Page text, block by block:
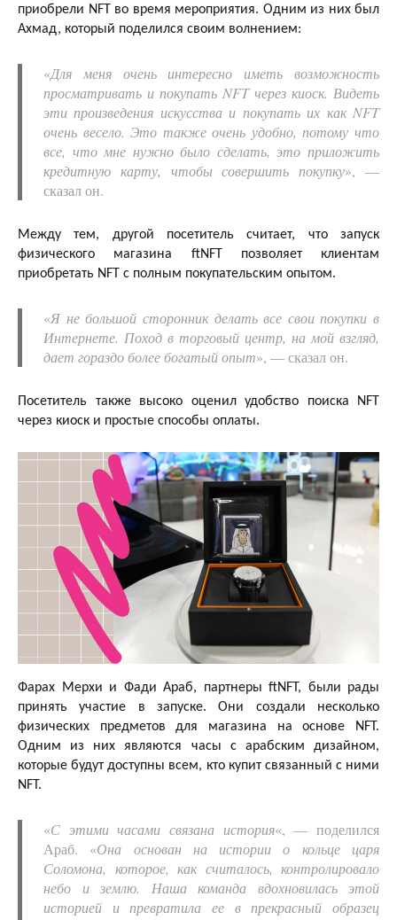
приобрели NFT во время мероприятия. Одним из них был
Ахмад, который поделился своим волнением:
«Для меня очень интересно иметь возможность
просматривать и покупать NFT через киоск. Видеть
эти произведения искусства и покупать их как NFT
очень весело. Это также очень удобно, потому что
все, что мне нужно было сделать, это приложить
кредитную карту, чтобы совершить покупку», —
сказал он.
Между тем, другой посетитель считает, что запуск
физического магазина ftNFT позволяет клиентам
приобретать NFT с полным покупательским опытом.
«Я не большой сторонник делать все свои покупки в
Интернете. Поход в торговый центр, на мой взгляд,
дает гораздо более богатый опыт», — сказал он.
Посетитель также высоко оценил удобство поиска NFT
через киоск и простые способы оплаты.
Фарах Мерхи и Фади Араб, партнеры ftNFT, были рады
принять участие в запуске. Они создали несколько
физических предметов для магазина на основе NFT.
Одним из них являются часы с арабским дизайном,
которые будут доступны всем, кто купит связанный с ними
NFT.
«С этими часами связана история«, — поделился
Араб. «Она основан на истории о кольце царя
Соломона, которое, как считалось, контролировало
небо и землю. Наша команда вдохновилась этой
историей и превратила ее в прекрасный образец